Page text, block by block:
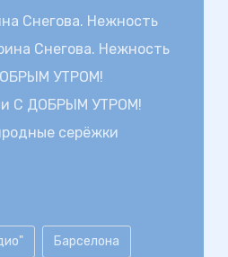
Снегова. Нежность
Снегова. Нежность
УТРОМ!
С ДОБРЫМ УТРОМ!
серёжки
Барселона